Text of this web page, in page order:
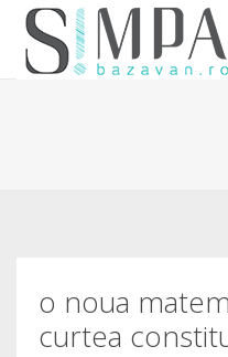
o noua
curtea